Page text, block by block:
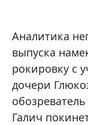
Аналитика
выпуска
рокировку с
дочери
Галич